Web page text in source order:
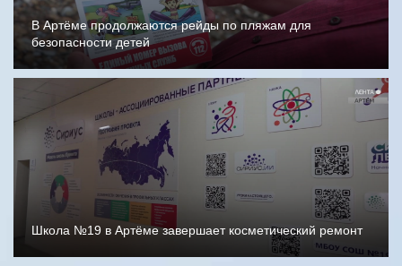
В Артёме продолжаются рейды по пляжам для
безопасности детей
Школа №19 в Артёме завершает косметический ремонт